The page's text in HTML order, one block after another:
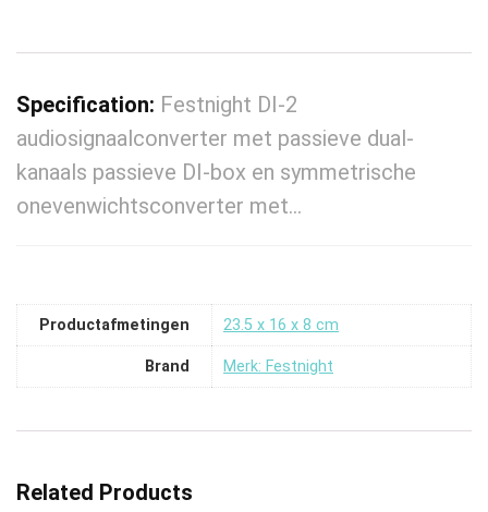
Specification: Festnight DI-2
audiosignaalconverter met passieve dual-
kanaals passieve DI-box en symmetrische
onevenwichtsconverter met…
Productafmetingen ‎23.5 x 16 x 8 cm
Brand Merk: Festnight
Related Products